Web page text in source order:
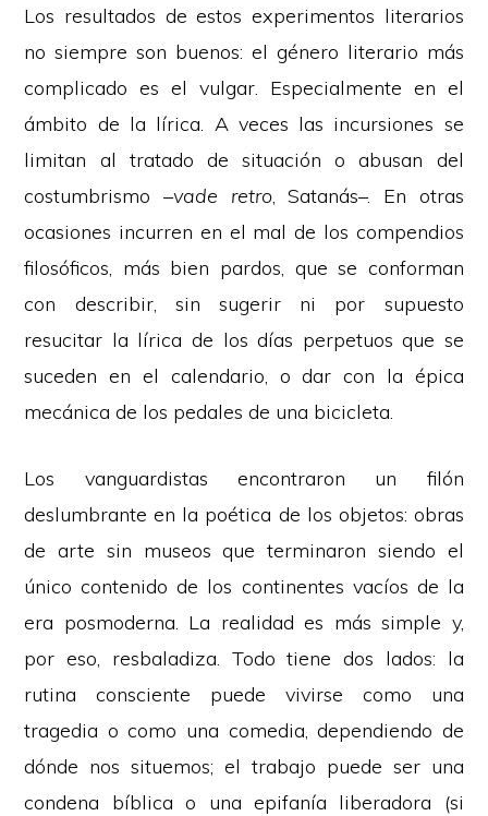
Los resultados de estos experimentos literarios
no siempre son buenos: el género literario más
complicado es el vulgar. Especialmente en el
ámbito de la lírica. A veces las incursiones se
limitan al tratado de situación o abusan del
costumbrismo –vade retro, Satanás–. En otras
ocasiones incurren en el mal de los compendios
filosóficos, más bien pardos, que se conforman
con describir, sin sugerir ni por supuesto
resucitar la lírica de los días perpetuos que se
suceden en el calendario, o dar con la épica
mecánica de los pedales de una bicicleta.
Los vanguardistas encontraron un filón
deslumbrante en la poética de los objetos: obras
de arte sin museos que terminaron siendo el
único contenido de los continentes vacíos de la
era posmoderna. La realidad es más simple y,
por eso, resbaladiza. Todo tiene dos lados: la
rutina consciente puede vivirse como una
tragedia o como una comedia, dependiendo de
dónde nos situemos; el trabajo puede ser una
condena bíblica o una epifanía liberadora (si